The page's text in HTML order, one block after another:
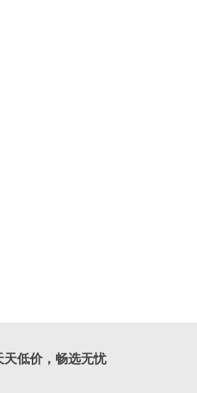
天低价，畅选无忧